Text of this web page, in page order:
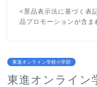
<景品表示法に基づく表
品プロモーションが含ま
東進オンライン学校小学部
東進オンライン